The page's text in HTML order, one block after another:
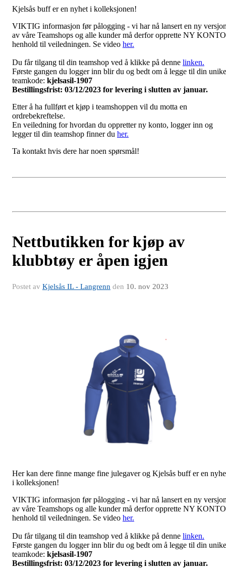
Kjelsås buff er en nyhet i kolleksjonen!
VIKTIG informasjon før pålogging - vi har nå lansert en ny
av våre Teamshops og alle kunder må derfor opprette NY
henhold til veiledningen. Se video her.
Du får tilgang til din teamshop ved å klikke på denne linken.
Første gangen du logger inn blir du og bedt om å legge til din unike
teamkode: kjelsasil-1907
Bestillingsfrist: 03/12/2023 for levering i slutten av januar.
Etter å ha fullført et kjøp i teamshoppen vil du motta en
ordrebekreftelse.
En veiledning for hvordan du oppretter ny konto, logger inn og
legger til din teamshop finner du her.
Ta kontakt hvis dere har noen spørsmål!
Nettbutikken for kjøp av
klubbtøy er åpen igjen
Postet av Kjelsås IL - Langrenn den 10. nov 2023
Her kan dere finne mange fine julegaver og Kjelsås buff er en
i kolleksjonen!
VIKTIG informasjon før pålogging - vi har nå lansert en ny
av våre Teamshops og alle kunder må derfor opprette NY
henhold til veiledningen. Se video her.
Du får tilgang til din teamshop ved å klikke på denne linken.
Første gangen du logger inn blir du og bedt om å legge til din unike
teamkode: kjelsasil-1907
Bestillingsfrist: 03/12/2023 for levering i slutten av januar.